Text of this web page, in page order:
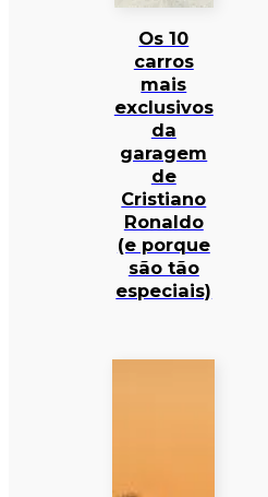
Os 10
carros
mais
exclusivos
da
garagem
de
Cristiano
Ronaldo
(e porque
são tão
especiais)